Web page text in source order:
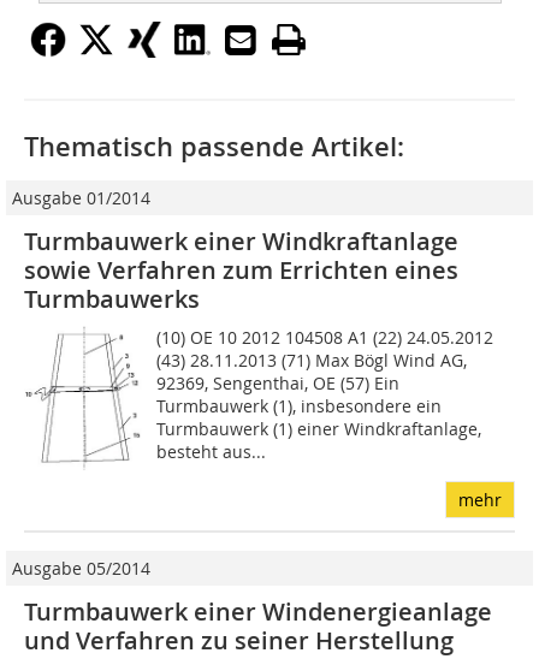
Thematisch passende Artikel:
Ausgabe 01/2014
Turmbauwerk einer Windkraftanlage
sowie Verfahren zum Errichten eines
Turmbauwerks
(10) OE 10 2012 104508 A1 (22) 24.05.2012
(43) 28.11.2013 (71) Max Bögl Wind AG,
92369, Sengenthai, OE (57) Ein
Turmbauwerk (1), insbesondere ein
Turmbauwerk (1) einer Windkraftanlage,
besteht aus...
mehr
Ausgabe 05/2014
Turmbauwerk einer Windenergieanlage
und Verfahren zu seiner Herstellung